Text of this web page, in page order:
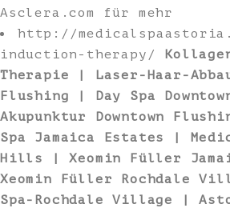
Asclera.com für mehr
http://
induction-therapy/
Therapie | Laser-Haar-
Flushing | Day Spa
Akupunktur Downtown
Spa Jamaica Estates |
Hills | Xeomin Füller
Xeomin Füller Rochdale
Spa-Rochdale Village |